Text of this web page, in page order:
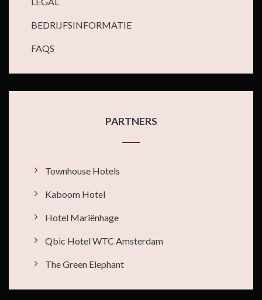
BEDRIJFSINFORMATIE
FAQS
PARTNERS
Townhouse Hotels
Kaboom Hotel
Hotel Mariënhage
Qbic Hotel WTC Amsterdam
The Green Elephant